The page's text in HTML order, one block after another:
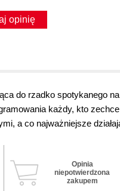
opinię
do rzadko spotykanego
każdy, kto
a co najważniejsze
Opinia
niepotwierdzona
zakupem